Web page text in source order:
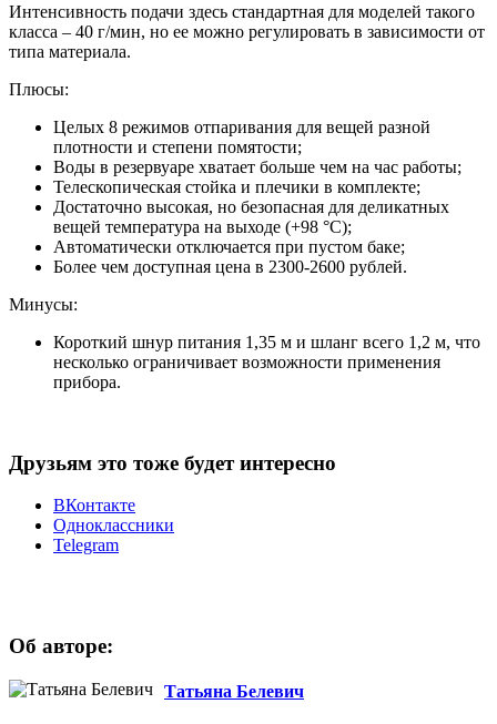
Интенсивность подачи здесь стандартная для моделей такого
класса – 40 г/мин, но ее можно регулировать в зависимости от
типа материала.
Плюсы:
Целых 8 режимов отпаривания для вещей разной
плотности и степени помятости;
Воды в резервуаре хватает больше чем на час работы;
Телескопическая стойка и плечики в комплекте;
Достаточно высокая, но безопасная для деликатных
вещей температура на выходе (+98 °С);
Автоматически отключается при пустом баке;
Более чем доступная цена в 2300-2600 рублей.
Минусы:
Короткий шнур питания 1,35 м и шланг всего 1,2 м, что
несколько ограничивает возможности применения
прибора.
Друзьям это тоже будет интересно
ВКонтакте
Одноклассники
Telegram
Об авторе:
Татьяна Белевич